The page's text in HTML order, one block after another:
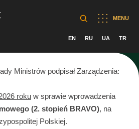
MENU
EN RU UA TR
Ministrów podpisał Zarządzenia:
roku w sprawie wprowadzenia
(2. stopień BRAVO), na
Polskiej.